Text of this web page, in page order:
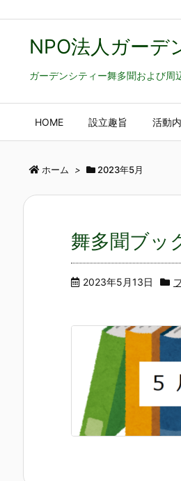
NPO法人ガーデ
ガーデンシティー舞多聞および周
HOME 設立趣旨 活動
ホーム > 2023年5月
舞多聞ブッ
2023年5月13日